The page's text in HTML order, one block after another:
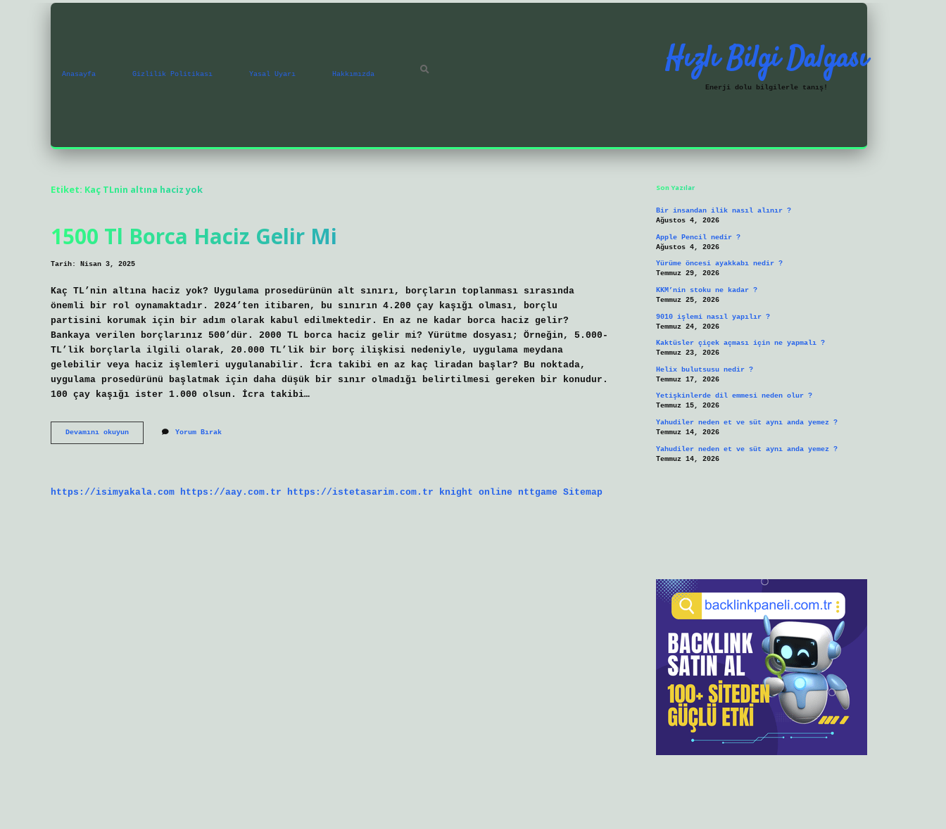
Anasayfa Gizlilik Politikası Yasal Uyarı Hakkımızda Hızlı Bilgi Dalgası
Enerji dolu bilgilerle tanış!
Etiket: Kaç TLnin altına haciz yok
1500 Tl Borca Haciz Gelir Mi
Tarih: Nisan 3, 2025
Kaç TL’nin altına haciz yok? Uygulama prosedürünün alt sınırı, borçların toplanması sırasında
önemli bir rol oynamaktadır. 2024’ten itibaren, bu sınırın 4.200 çay kaşığı olması, borçlu
partisini korumak için bir adım olarak kabul edilmektedir. En az ne kadar borca haciz gelir?
Bankaya verilen borçlarınız 500’dür. 2000 TL borca haciz gelir mi? Yürütme dosyası; Örneğin, 5.000-
TL’lik borçlarla ilgili olarak, 20.000 TL’lik bir borç ilişkisi nedeniyle, uygulama meydana
gelebilir veya haciz işlemleri uygulanabilir. İcra takibi en az kaç liradan başlar? Bu noktada,
uygulama prosedürünü başlatmak için daha düşük bir sınır olmadığı belirtilmesi gereken bir konudur.
100 çay kaşığı ister 1.000 olsun. İcra takibi…
Devamını okuyun1500
Tl
Yorum Bırak
https://isimyakala.com https://aay.com.tr https://istetasarim.com.tr knight online nttgame Sitemap
Sidebar
Son Yazılar
Bir insandan ilik nasıl alınır ?
Ağustos 4, 2026
Apple Pencil nedir ?
Ağustos 4, 2026
Yürüme öncesi ayakkabı nedir ?
Temmuz 29, 2026
KKM’nin stoku ne kadar ?
Temmuz 25, 2026
9010 işlemi nasıl yapılır ?
Temmuz 24, 2026
Kaktüsler çiçek açması için ne yapmalı ?
Temmuz 23, 2026
Helix bulutsusu nedir ?
Temmuz 17, 2026
Yetişkinlerde dil emmesi neden olur ?
Temmuz 15, 2026
Yahudiler neden et ve süt aynı anda yemez ?
Temmuz 14, 2026
Yahudiler neden et ve süt aynı anda yemez ?
Temmuz 14, 2026